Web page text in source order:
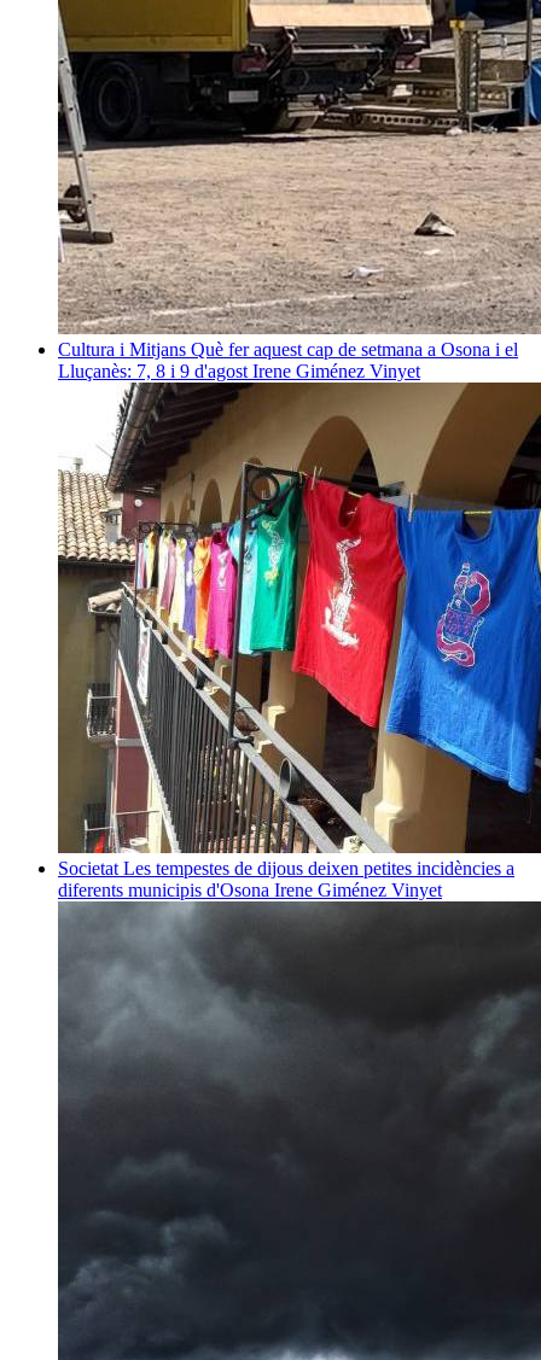
Cultura i Mitjans Què fer aquest cap de setmana a Osona i el
Lluçanès: 7, 8 i 9 d'agost Irene Giménez Vinyet
Societat Les tempestes de dijous deixen petites incidències a
diferents municipis d'Osona Irene Giménez Vinyet